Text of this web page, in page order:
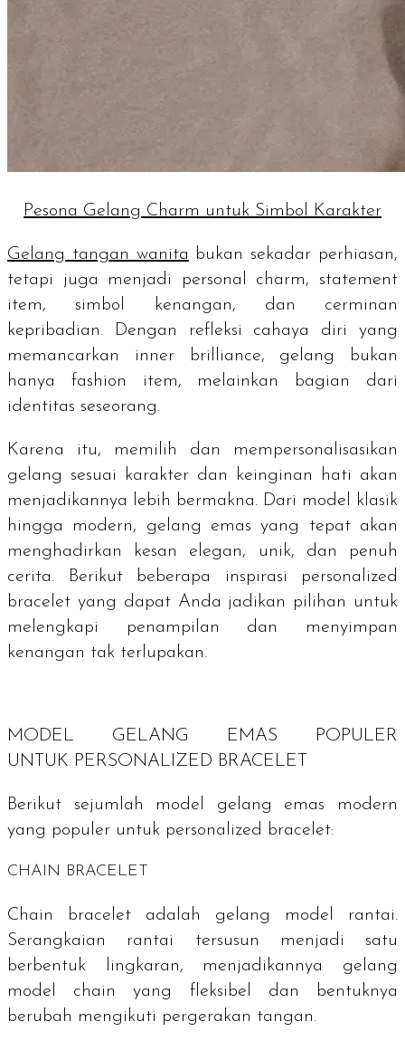
Pesona Gelang Charm untuk Simbol Karakter
Gelang tangan wanita bukan sekadar perhiasan,
tetapi juga menjadi
personal charm, statement
item, simbol kenangan, dan cerminan
kepribadian. Dengan refleksi cahaya diri yang
memancarkan inner brilliance, gelang bukan
hanya fashion item, melainkan bagian dari
identitas seseorang.
Karena itu, memilih dan mempersonalisasikan
gelang sesuai karakter dan keinginan hati akan
menjadikannya lebih bermakna. Dari model klasik
hingga modern, gelang emas yang tepat akan
menghadirkan kesan elegan, unik, dan penuh
cerita. Berikut beberapa inspirasi personalized
bracelet yang dapat Anda jadikan pilihan untuk
melengkapi penampilan dan menyimpan
kenangan tak terlupakan.
MODEL GELANG EMAS POPULER
UNTUK PERSONALIZED BRACELET
Berikut sejumlah model gelang emas modern
yang populer untuk personalized bracelet:
CHAIN BRACELET
Chain bracelet adalah gelang model rantai.
Serangkaian rantai tersusun menjadi satu
berbentuk lingkaran, menjadikannya gelang
model chainyang fleksibel dan bentuknya
berubah mengikuti pergerakan tangan.